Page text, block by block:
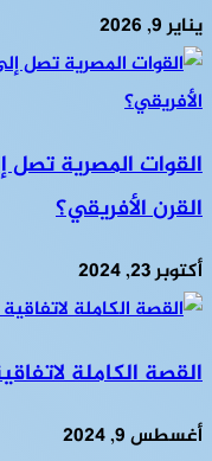
يناير 9, 2026
القوات المصرية
القرن الأفريقي؟
أكتوبر 23, 2024
القصة الكاملة
أغسطس 9, 2024